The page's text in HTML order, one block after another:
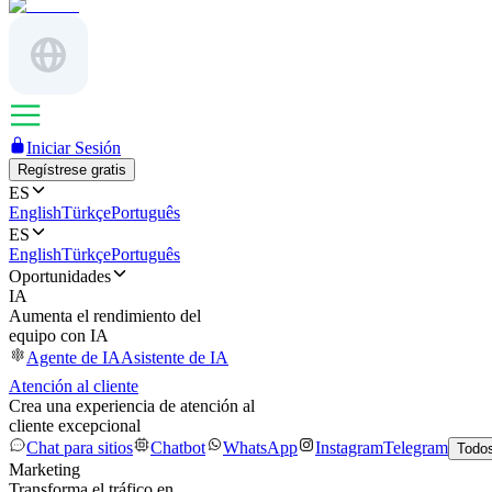
Iniciar Sesión
Regístrese gratis
ES
EnglishTürkçePortuguês
ES
EnglishTürkçePortuguês
Oportunidades
IA
Aumenta el rendimiento del
equipo con IA
Agente de IAAsistente de IA
Atención al cliente
Crea una experiencia de atención al
cliente excepcional
Chat para sitios
Chatbot WhatsApp InstagramTelegram
Marketing